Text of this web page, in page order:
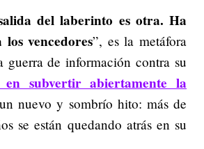
del laberinto es otra. Ha
vencedores”, es la metáfora
de información contra su
subvertir abiertamente la
nuevo y sombrío hito: más de
se están quedando atrás en su